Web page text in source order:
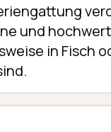
und
in Fisch